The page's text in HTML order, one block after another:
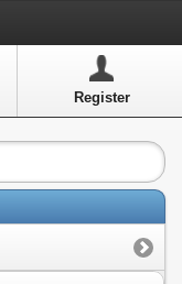
Register